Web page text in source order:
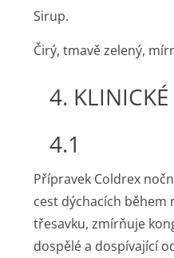
Sirup.
Čirý, tmavě zelený,
4. KLINICKÉ
4.1
Přípravek Coldrex
cest dýchacích během
třesavku, zmírňuje
dospělé a dospívající